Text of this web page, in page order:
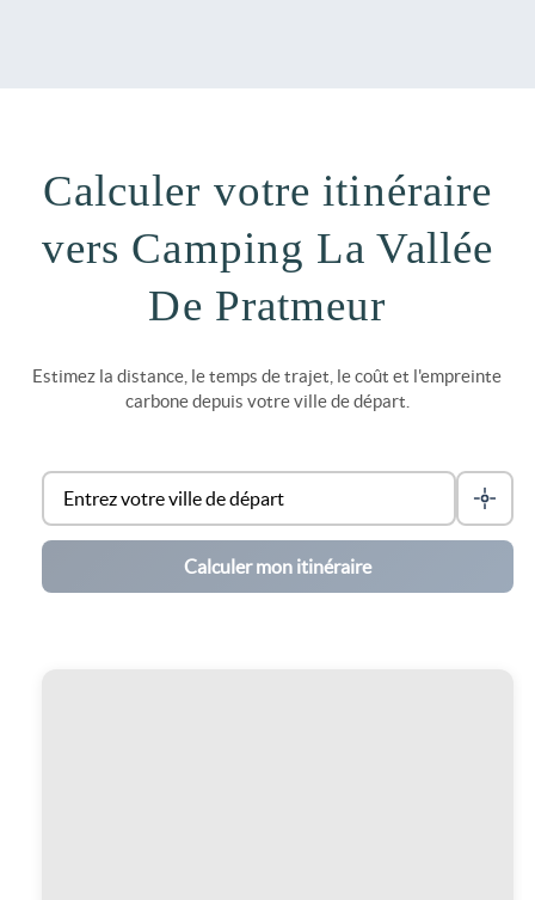
Calculer votre itinéraire
vers Camping La Vallée
De Pratmeur
Estimez la distance, le temps de trajet, le coût et l'empreinte
carbone depuis votre ville de départ.
Calculer mon itinéraire